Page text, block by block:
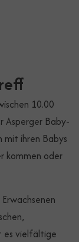
10.00
Asperger Baby-
ihren Babys
kommen oder
es vielfältige